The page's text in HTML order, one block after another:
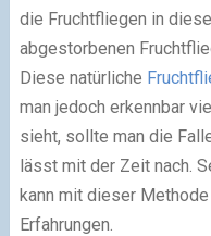
die Fruchtfliegen in
abgestorbenen
Diese natürliche
man jedoch erkennbar
sieht, sollte man die
lässt mit der Zeit nach.
kann mit dieser
Erfahrungen.